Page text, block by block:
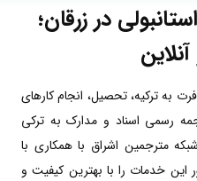
در زرقان؛
به ترکیه، تحصیل، انجام کارهای
رسمی اسناد و مدارک به ترکی
مترجمین اشراق با همکاری با
خدمات را با بهترین کیفیت و